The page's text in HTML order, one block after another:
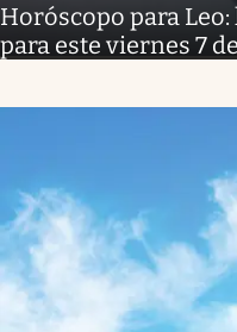
Horóscopo para
para este viernes 7